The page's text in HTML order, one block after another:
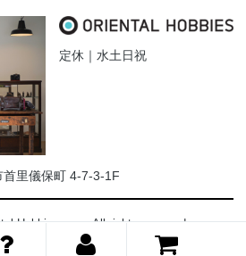
定休｜水土日祝
里儀保町 4-7-3-1F
Hobbies.com. All rights reserved.